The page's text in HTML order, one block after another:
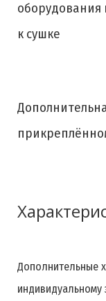
оборудования
к сушке
Дополнительные
индивидуальному